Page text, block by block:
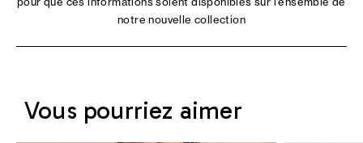
notre nouvelle collection
Vous pourriez aimer